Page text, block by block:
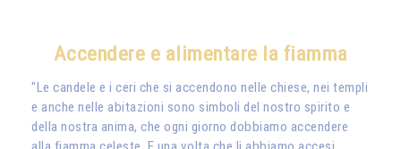
Accendere e alimentare la fiamma
"Le candele e i ceri che si accendono nelle chiese, nei templi
e anche nelle abitazioni sono simboli del nostro spirito e
della nostra anima, che ogni giorno dobbiamo accendere